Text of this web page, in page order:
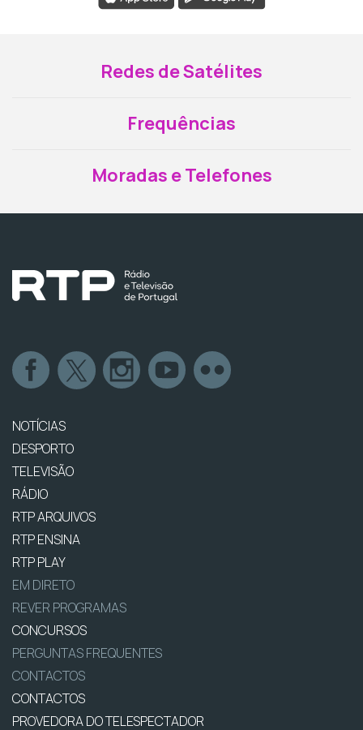
Redes de Satélites
Frequências
Moradas e Telefones
NOTÍCIAS
DESPORTO
TELEVISÃO
RÁDIO
RTP ARQUIVOS
RTP ENSINA
RTP PLAY
EM DIRETO
REVER PROGRAMAS
CONCURSOS
PERGUNTAS FREQUENTES
CONTACTOS
CONTACTOS
PROVEDORA DO TELESPECTADOR